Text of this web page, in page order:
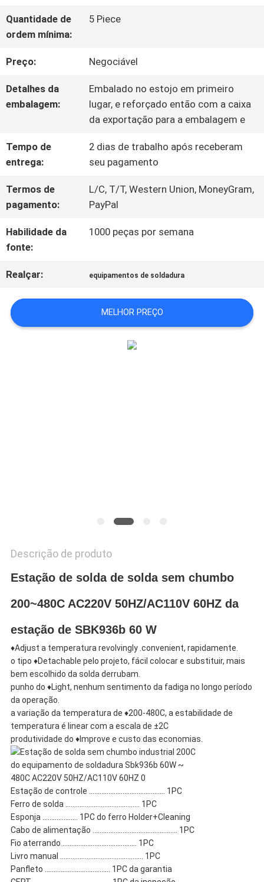
PEÇA
CITAÇÕES
MAPA
SITE
DE
Quantidade de
ordem mínima:
5 Piece
Preço: Negociável
Detalhes da
embalagem:
Embalado no estojo em primeiro
lugar, e reforçado então com a caixa
da exportação para a embalagem e
Tempo de
entrega:
2 dias de trabalho após receberam
seu pagamento
Termos de
pagamento:
L/C, T/T, Western Union, MoneyGram,
PayPal
Habilidade da
fonte:
1000 peças por semana
Realçar: equipamentos de soldadura
MELHOR PREÇO
Descrição de produto
Estação de solda de solda sem chumbo
200~480C AC220V 50HZ/AC110V 60HZ da
estação de SBK936b 60 W
♦Adjust a temperatura revolvingly .convenient, rapidamente.
o tipo ♦Detachable pelo projeto, fácil colocar e substituir, mais
bem escolhido da solda derrubam.
punho do ♦Light, nenhum sentimento da fadiga no longo período
da operação.
a variação da temperatura de ♦200-480C, a estabilidade de
temperatura é linear com a escala de ±2C
produtividade do ♦Improve e custo das economias.
Estação de controle ........................................... 1PC
Ferro de solda .......................................... 1PC
Esponja .................... 1PC do ferro Holder+Cleaning
Cabo de alimentação ................................................ 1PC
Fio aterrando .......................................... 1PC
Livro manual ............................................... 1PC
Panfleto ..................................... 1PC da garantia